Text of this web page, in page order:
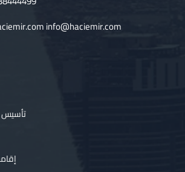
info@haciemir.com
تأسيس